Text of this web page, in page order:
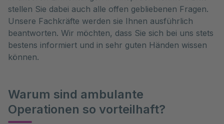
stellen Sie dabei auch alle offen gebliebenen Fragen.
Unsere Fachkräfte werden sie Ihnen ausführlich
beantworten. Wir möchten, dass Sie sich bei uns stets
bestens informiert und in sehr guten Händen wissen
können.
Warum sind ambulante
Operationen so vorteilhaft?